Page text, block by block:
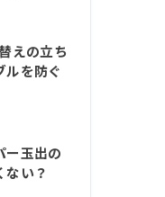
えの立ち
ルを防ぐ
ー玉出の
ない？